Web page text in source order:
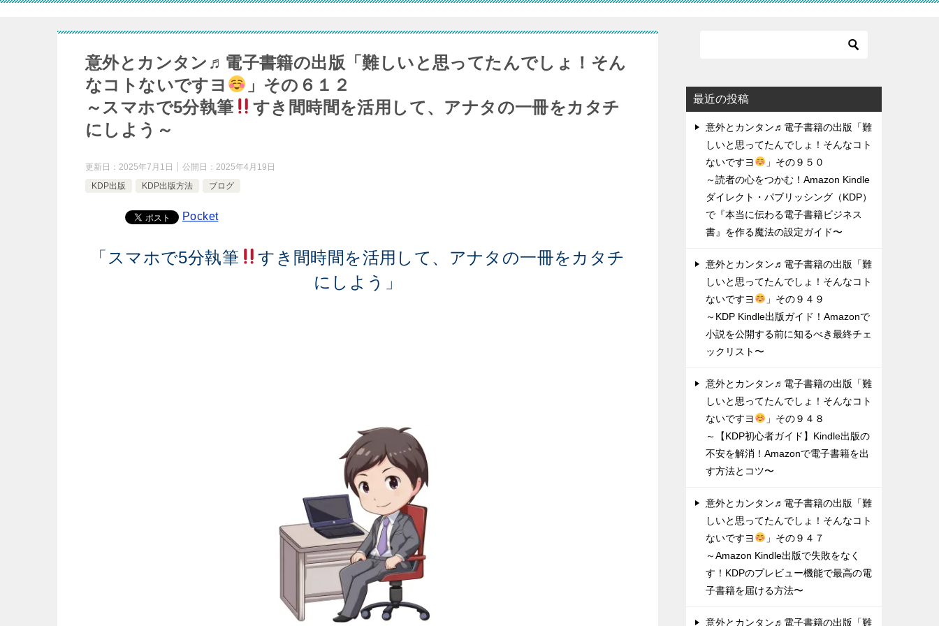
意外とカンタン♬電子書籍の出版「難しいと思ってたんでしょ！そん
なコトないですヨ
」その６１２
～スマホで5分執筆
すき間時間を活用して、アナタの一冊をカタチ
にしよう～
更新日： 2025年7月1日 公開日： 2025年4月19日
KDP出版
KDP出版方法 ブログ
Pocket
「スマホで5分執筆
すき間時間を活用して、アナタの一冊をカタチ
にしよう」
最近の投稿
意外とカンタン♬電子書籍の出版「難
しいと思ってたんでしょ！そんなコト
ないですヨ
」その９５０
～読者の心をつかむ！Amazon Kindle
ダイレクト・パブリッシング（KDP）
で『本当に伝わる電子書籍ビジネス
書』を作る魔法の設定ガイド〜
意外とカンタン♬電子書籍の出版「難
しいと思ってたんでしょ！そんなコト
ないですヨ
」その９４９
～KDP Kindle出版ガイド！Amazonで
小説を公開する前に知るべき最終チェ
ックリスト〜
意外とカンタン♬電子書籍の出版「難
しいと思ってたんでしょ！そんなコト
ないですヨ
」その９４８
～【KDP初心者ガイド】Kindle出版の
不安を解消！Amazonで電子書籍を出
す方法とコツ〜
意外とカンタン♬電子書籍の出版「難
しいと思ってたんでしょ！そんなコト
ないですヨ
」その９４７
～Amazon Kindle出版で失敗をなく
す！KDPのプレビュー機能で最高の電
子書籍を届ける方法〜
意外とカンタン♬電子書籍の出版「難